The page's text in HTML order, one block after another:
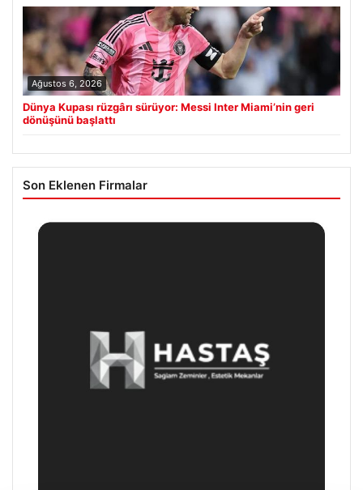
Ağustos 6, 2026
Dünya Kupası rüzgârı sürüyor: Messi Inter Miami’nin geri
dönüşünü başlattı
Son Eklenen Firmalar